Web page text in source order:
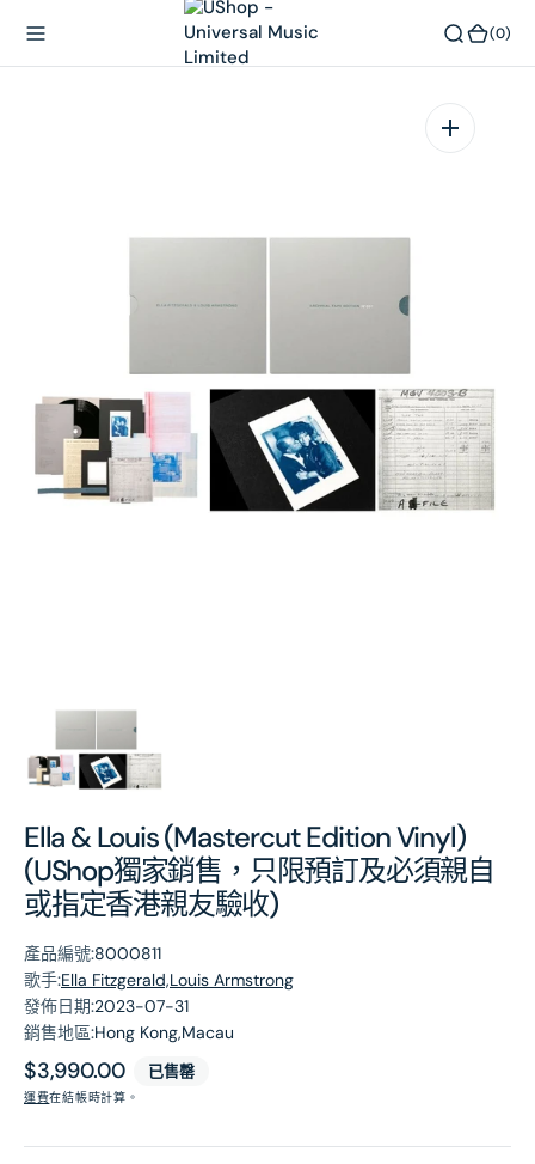
(0)
Ella & Louis (Mastercut Edition Vinyl)
(UShop獨家銷售，只限預訂及必須親自
或指定香港親友驗收)
產品編號:8000811
歌手:Ella Fitzgerald,Louis Armstrong
發佈日期:2023-07-31
銷售地區:Hong Kong,Macau
原
價
$3,990.00 已售罄
運費在結帳時計算。
在
相
簿
中
開